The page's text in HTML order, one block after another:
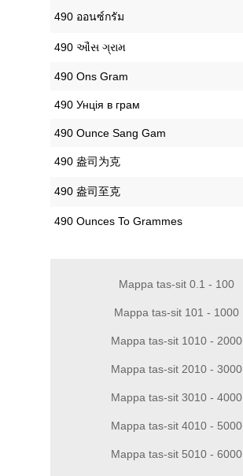
‎490 ออนซ์กรัม
‎490 ઔંસ ગ્રામ
‎490 Ons Gram
‎490 Унція в грам
‎490 Ounce Sang Gam
‎490 盎司为克
‎490 盎司至克
‎490 Ounces To Grammes
Mappa tas-sit 0.1 - 100
Mappa tas-sit 101 - 1000
Mappa tas-sit 1010 - 2000
Mappa tas-sit 2010 - 3000
Mappa tas-sit 3010 - 4000
Mappa tas-sit 4010 - 5000
Mappa tas-sit 5010 - 6000